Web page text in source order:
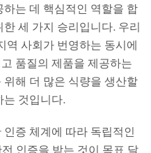
는 데 핵심적인 역할을 합
세 가지 승리입니다. 우리
역 사회가 번영하는 동시에
품질의 제품을 제공하는
해 더 많은 식량을 생산할
는 것입니다.
증 체계에 따라 독립적인
인증을 받는 것이 목표 달